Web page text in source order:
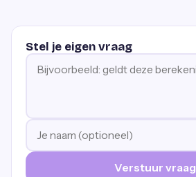
Stel je eigen vraag
Verstuur vraag